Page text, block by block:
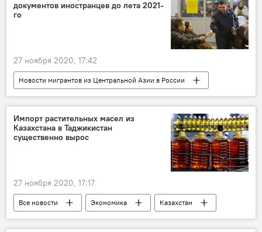
документов иностранцев до лета 2021-
го
27 ноября 2020, 17:42
Новости мигрантов из Центральной Азии в России
Россия
Все новости
Миграция
Импорт растительных масел из
Казахстана в Таджикистан
существенно вырос
27 ноября 2020, 17:17
Все новости Экономика
Казахстан
растительное масло
Центральная Азия